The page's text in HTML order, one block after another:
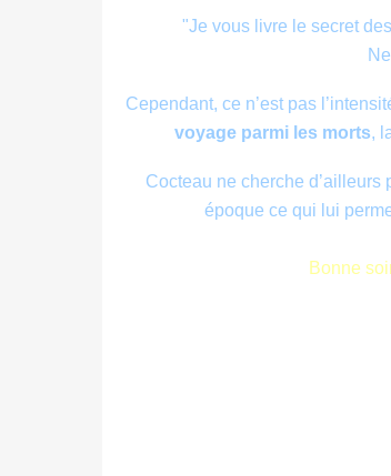
"Je vous livre le secret
Cependant, ce n’est pas
voyage parmi les morts,
Cocteau ne cherche
époque ce qui lui
Bonne